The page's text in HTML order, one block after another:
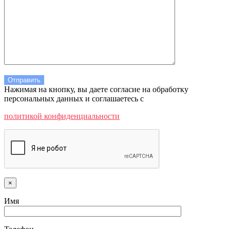
Нажимая на кнопку, вы даете согласие на обработку
персональных данных и соглашаетесь c
политикой конфиденциальности
×
Имя